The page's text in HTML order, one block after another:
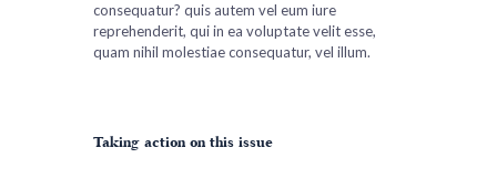
consequatur? quis autem vel eum iure
reprehenderit, qui in ea voluptate velit esse,
quam nihil molestiae consequatur, vel illum.
Taking action on this issue